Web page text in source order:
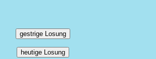
gestrige Losung
heutige Losung